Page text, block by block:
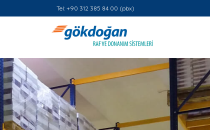
Tel: +90 312 385 84 00 (pbx)